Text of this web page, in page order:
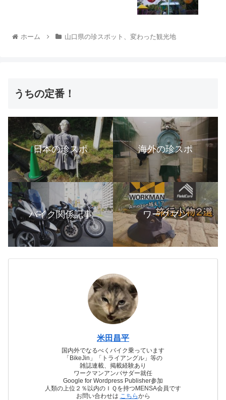
ホーム 山口県の珍スポット、変わった観光地
うちの定番！
日本の珍スポ 海外の珍スポ
バイク関係記事 ワークマン
米田昌平
国内外でなるべくバイク乗っています
「BikeJin」「トライアングル」等の
雑誌連載、掲載経験あり
ワークマンアンバサダー就任
Google for Wordpress Publisher参加
人類の上位２％以内のＩＱを持つMENSA会員です
お問い合わせは こちらから